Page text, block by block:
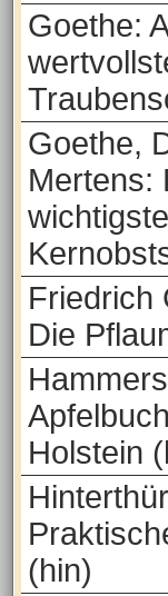
Goethe:
Goethe,
Mertens:
Friedrich
Die
Holstein
(hin)